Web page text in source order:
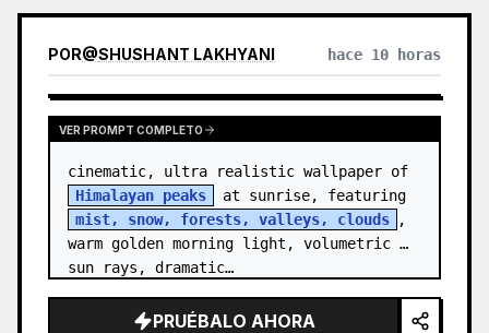
POR@SHUSHANT LAKHYANI hace 10 horas
VER PROMPT COMPLETO
Himalayan peaks
mist, snow, forests, valleys, clouds
,
warm golden morning light, volumetric
sun rays, dramatic…
PRUÉBALO AHORA